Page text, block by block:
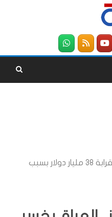
منذ إغلاق هرمز.. العراق يخسر قرابة 38 مليار دولار بسبب